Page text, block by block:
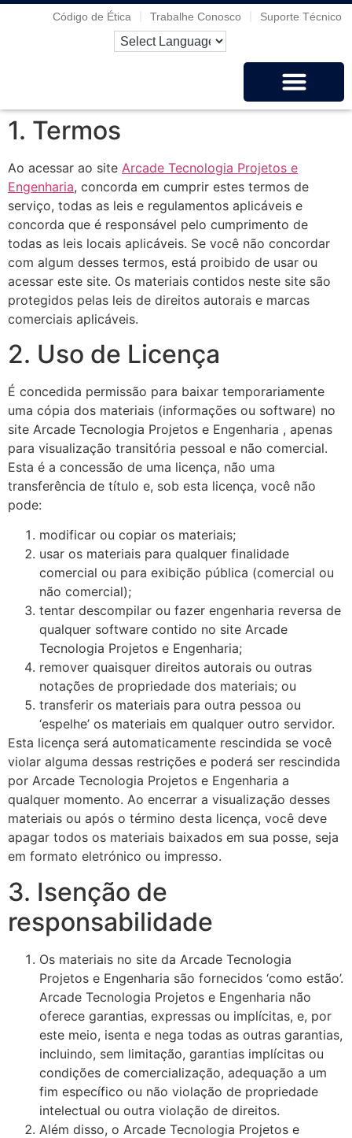
Código de Ética Trabalhe Conosco Suporte Técnico
1. Termos
Ao acessar ao site Arcade Tecnologia Projetos e
Engenharia, concorda em cumprir estes termos de
serviço, todas as leis e regulamentos aplicáveis ​​e
concorda que é responsável pelo cumprimento de
todas as leis locais aplicáveis. Se você não concordar
com algum desses termos, está proibido de usar ou
acessar este site. Os materiais contidos neste site são
protegidos pelas leis de direitos autorais e marcas
comerciais aplicáveis.
2. Uso de Licença
É concedida permissão para baixar temporariamente
uma cópia dos materiais (informações ou software) no
site Arcade Tecnologia Projetos e Engenharia , apenas
para visualização transitória pessoal e não comercial.
Esta é a concessão de uma licença, não uma
transferência de título e, sob esta licença, você não
pode:
modificar ou copiar os materiais;
usar os materiais para qualquer finalidade
comercial ou para exibição pública (comercial ou
não comercial);
tentar descompilar ou fazer engenharia reversa de
qualquer software contido no site Arcade
Tecnologia Projetos e Engenharia;
remover quaisquer direitos autorais ou outras
notações de propriedade dos materiais; ou
transferir os materiais para outra pessoa ou
‘espelhe’ os materiais em qualquer outro servidor.
Esta licença será automaticamente rescindida se você
violar alguma dessas restrições e poderá ser rescindida
por Arcade Tecnologia Projetos e Engenharia a
qualquer momento. Ao encerrar a visualização desses
materiais ou após o término desta licença, você deve
apagar todos os materiais baixados em sua posse, seja
em formato eletrónico ou impresso.
3. Isenção de
responsabilidade
Os materiais no site da Arcade Tecnologia
Projetos e Engenharia são fornecidos ‘como estão’.
Arcade Tecnologia Projetos e Engenharia não
oferece garantias, expressas ou implícitas, e, por
este meio, isenta e nega todas as outras garantias,
incluindo, sem limitação, garantias implícitas ou
condições de comercialização, adequação a um
fim específico ou não violação de propriedade
intelectual ou outra violação de direitos.
Além disso, o Arcade Tecnologia Projetos e